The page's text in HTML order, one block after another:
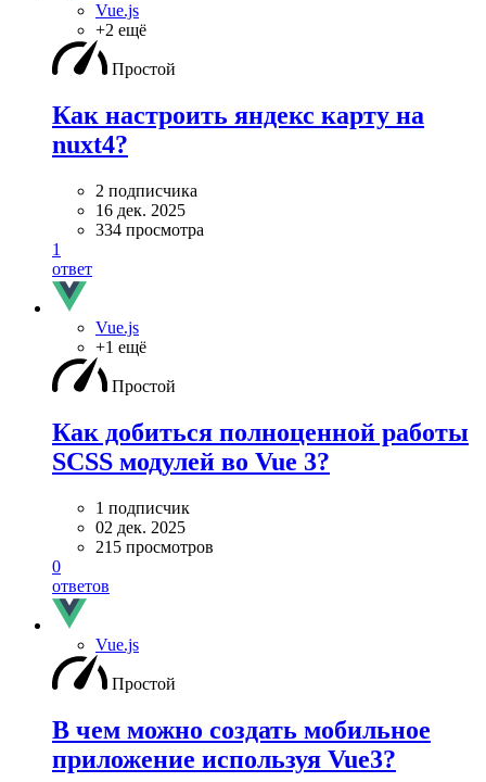
Vue.js
+2 ещё
Простой
Как настроить яндекс карту на
nuxt4?
2 подписчика
16 дек. 2025
334 просмотра
1
ответ
Vue.js
+1 ещё
Простой
Как добиться полноценной работы
SCSS модулей во Vue 3?
1 подписчик
02 дек. 2025
215 просмотров
0
ответов
Vue.js
Простой
В чем можно создать мобильное
приложение используя Vue3?